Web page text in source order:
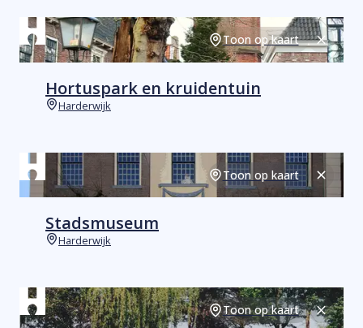
Toon op kaart Sluiten
Hortuspark en kruidentuin
Harderwijk
Toon op kaart Sluiten
Stadsmuseum
Harderwijk
Toon op kaart Sluiten